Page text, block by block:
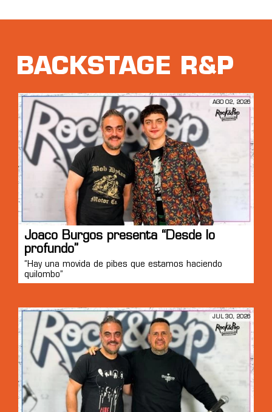
BACKSTAGE R&P
AGO 02, 2026
Joaco Burgos presenta “Desde lo
profundo”
“Hay una movida de pibes que estamos haciendo
quilombo”
JUL 30, 2026